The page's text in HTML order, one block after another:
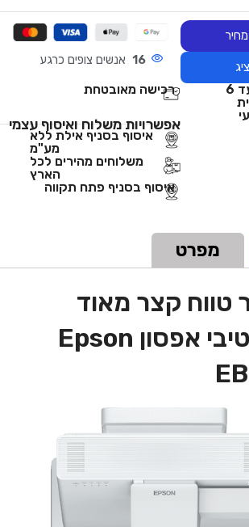
16 אנשים צופים כרגע
פריסת תשלומים עד 6
רכישה מאובטחת
אפשרויות משלוח ואיסוף עצמי
איסוף בסניף אילת ללא
מע"מ
משלוחים מהירים לכל
הארץ
איסוף בסניף פתח תקווה
מפרט
טווח קצר מאוד
אינטראקטיבי אפסון Epson